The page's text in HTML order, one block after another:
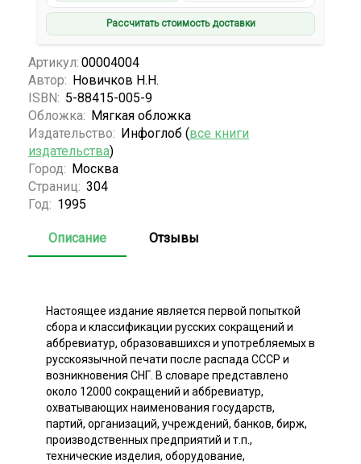
Рассчитать стоимость доставки
Артикул: 00004004
Автор: Новичков Н.Н.
ISBN: 5-88415-005-9
Обложка: Мягкая обложка
Издательство: Инфоглоб (все книги
издательства)
Город: Москва
Страниц: 304
Год: 1995
Описание Отзывы
Настоящее издание является первой попыткой
сбора и классификации русских сокращений и
аббревиатур, образовавшихся и употребляемых в
русскоязычной печати после распада СССР и
возникновения СНГ. В словаре представлено
около 12000 сокращений и аббревиатур,
охватывающих наименования государств,
партий, организаций, учреждений, банков, бирж,
производственных предприятий и т.п.,
технические изделия, оборудование,